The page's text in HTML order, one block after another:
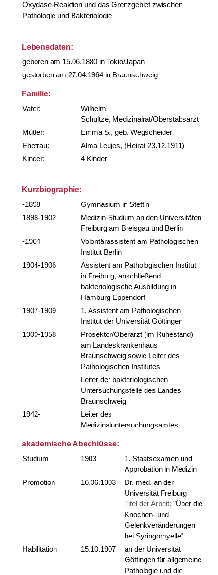
Oxydase-Reaktion und das Grenzgebiet zwischen
Pathologie und Bakteriologie
Lebensdaten:
geboren am 15.06.1880 in Tokio/Japan
gestorben am 27.04.1964 in Braunschweig
Familie:
Vater:
Wilhelm
Schultze, Medizinalrat/Oberstabsarzt
Mutter:
Emma S., geb. Wegscheider
Ehefrau:
Alma Leujes, (Heirat 23.12.1911)
Kinder:
4 Kinder
Kurzbiographie:
-1898
Gymnasium in Stettin
1898-1902
Medizin-Studium an den Universitäten
Freiburg am Breisgau und Berlin
-1904
Volontärassistent am Pathologischen
Institut Berlin
1904-1906
Assistent am Pathologischen Institut
in Freiburg, anschließend
bakteriologische Ausbildung in
Hamburg Eppendorf
1907-1909
1. Assistent am Pathologischen
Institut der Universität Göttingen
1909-1958
Prosektor/Oberarzt (im Ruhestand)
am Landeskrankenhaus
Braunschweig sowie Leiter des
Pathologischen Institutes
Leiter der bakteriologischen
Untersuchungstelle des Landes
Braunschweig
1942-
Leiter des
Medizinaluntersuchungsamtes
akademische Abschlüsse:
Studium
1903
1. Staatsexamen und
Approbation in Medizin
Promotion
16.06.1903
Dr. med. an der
Universität Freiburg
Titel der Arbeit: "Über die
Knochen- und
Gelenkveränderungen
bei Syringomyelle"
Habilitation
15.10.1907
an der Universität
Göttingen für allgemeine
Pathologie und die